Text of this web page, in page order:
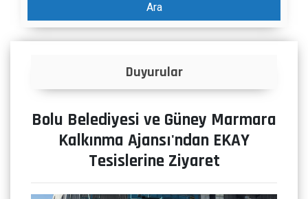
Ara
İlanlar
Bolu Belediyesi ve Güney Marmara
Kalkınma Ajansı'ndan EKAY
Tesislerine Ziyaret